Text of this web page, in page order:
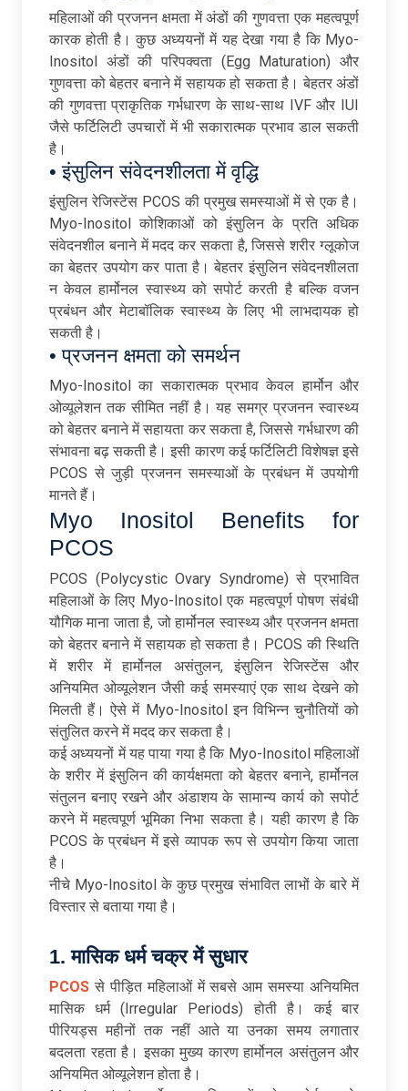
महिलाओं की प्रजनन क्षमता में अंडों की गुणवत्ता एक महत्वपूर्ण
कारक होती है। कुछ अध्ययनों में यह देखा गया है कि Myo-
Inositol अंडों की परिपक्वता (Egg Maturation) और
गुणवत्ता को बेहतर बनाने में सहायक हो सकता है। बेहतर अंडों
की गुणवत्ता प्राकृतिक गर्भधारण के साथ-साथ IVF और IUI
जैसे फर्टिलिटी उपचारों में भी सकारात्मक प्रभाव डाल सकती
है।
• इंसुलिन संवेदनशीलता में वृद्धि
इंसुलिन रेजिस्टेंस PCOS की प्रमुख समस्याओं में से एक है।
Myo-Inositol कोशिकाओं को इंसुलिन के प्रति अधिक
संवेदनशील बनाने में मदद कर सकता है, जिससे शरीर ग्लूकोज
का बेहतर उपयोग कर पाता है। बेहतर इंसुलिन संवेदनशीलता
न केवल हार्मोनल स्वास्थ्य को सपोर्ट करती है बल्कि वजन
प्रबंधन और मेटाबॉलिक स्वास्थ्य के लिए भी लाभदायक हो
सकती है।
• प्रजनन क्षमता को समर्थन
Myo-Inositol का सकारात्मक प्रभाव केवल हार्मोन और
ओव्यूलेशन तक सीमित नहीं है। यह समग्र प्रजनन स्वास्थ्य
को बेहतर बनाने में सहायता कर सकता है, जिससे गर्भधारण की
संभावना बढ़ सकती है। इसी कारण कई फर्टिलिटी विशेषज्ञ इसे
PCOS से जुड़ी प्रजनन समस्याओं के प्रबंधन में उपयोगी
मानते हैं।
Myo Inositol Benefits for
PCOS
PCOS (Polycystic Ovary Syndrome) से प्रभावित
महिलाओं के लिए Myo-Inositol एक महत्वपूर्ण पोषण संबंधी
यौगिक माना जाता है, जो हार्मोनल स्वास्थ्य और प्रजनन क्षमता
को बेहतर बनाने में सहायक हो सकता है। PCOS की स्थिति
में शरीर में हार्मोनल असंतुलन, इंसुलिन रेजिस्टेंस और
अनियमित ओव्यूलेशन जैसी कई समस्याएं एक साथ देखने को
मिलती हैं। ऐसे में Myo-Inositol इन विभिन्न चुनौतियों को
संतुलित करने में मदद कर सकता है।
कई अध्ययनों में यह पाया गया है कि Myo-Inositol महिलाओं
के शरीर में इंसुलिन की कार्यक्षमता को बेहतर बनाने, हार्मोनल
संतुलन बनाए रखने और अंडाशय के सामान्य कार्य को सपोर्ट
करने में महत्वपूर्ण भूमिका निभा सकता है। यही कारण है कि
PCOS के प्रबंधन में इसे व्यापक रूप से उपयोग किया जाता
है।
नीचे Myo-Inositol के कुछ प्रमुख संभावित लाभों के बारे में
विस्तार से बताया गया है।
1. मासिक धर्म चक्र में सुधार
PCOS से पीड़ित महिलाओं में सबसे आम समस्या अनियमित
मासिक धर्म (Irregular Periods) होती है। कई बार
पीरियड्स महीनों तक नहीं आते या उनका समय लगातार
बदलता रहता है। इसका मुख्य कारण हार्मोनल असंतुलन और
अनियमित ओव्यूलेशन होता है।